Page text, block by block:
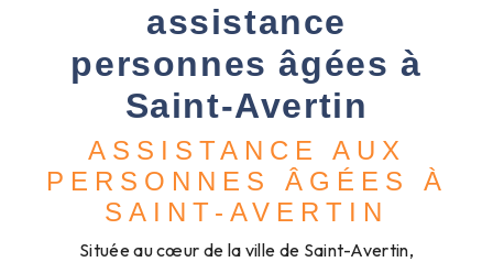
assistance
personnes âgées à
Saint-Avertin
ASSISTANCE AUX
PERSONNES ÂGÉES À
SAINT-AVERTIN
Située au cœur de la ville de Saint-Avertin,